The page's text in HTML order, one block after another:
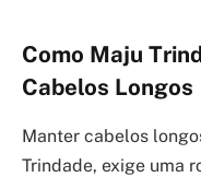
Como Maju
Cabelos Longos
Manter cabelos
Trindade, exige uma